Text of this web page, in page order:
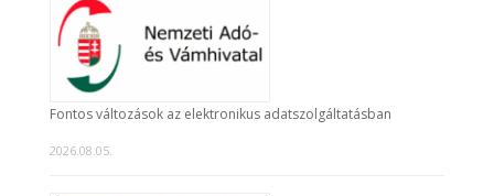
Fontos változások az elektronikus adatszolgáltatásban
2026.08.05.